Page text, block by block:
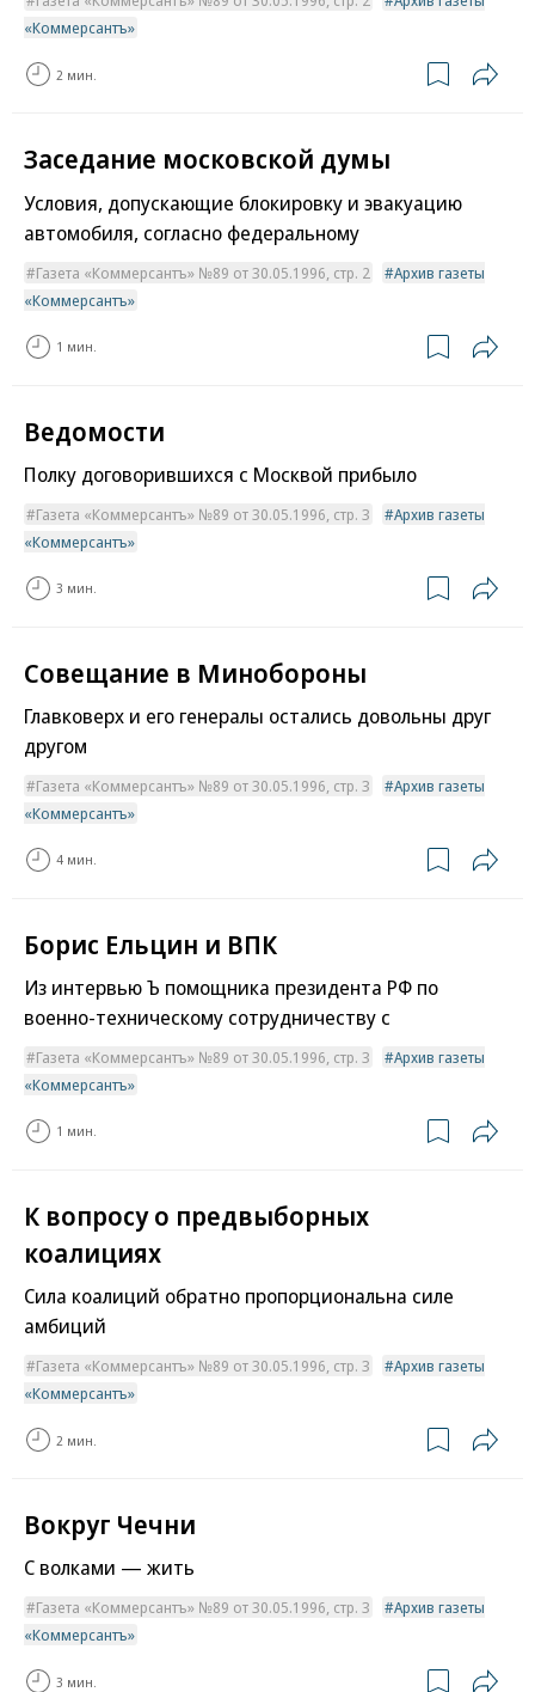
«Коммерсантъ»
2 мин.
Заседание московской думы
Условия, допускающие блокировку и эвакуацию
автомобиля, согласно федеральному
Газета «Коммерсантъ» №89 от 30.05.1996, стр. 2
Архив газеты
«Коммерсантъ»
1 мин.
Ведомости
Полку договорившихся с Москвой прибыло
Газета «Коммерсантъ» №89 от 30.05.1996, стр. 3
Архив газеты
«Коммерсантъ»
3 мин.
Совещание в Минобороны
Главковерх и его генералы остались довольны друг
другом
Газета «Коммерсантъ» №89 от 30.05.1996, стр. 3
Архив газеты
«Коммерсантъ»
4 мин.
Борис Ельцин и ВПК
Из интервью Ъ помощника президента РФ по
военно-техническому сотрудничеству с
Газета «Коммерсантъ» №89 от 30.05.1996, стр. 3
Архив газеты
«Коммерсантъ»
1 мин.
К вопросу о предвыборных
коалициях
Сила коалиций обратно пропорциональна силе
амбиций
Газета «Коммерсантъ» №89 от 30.05.1996, стр. 3
Архив газеты
«Коммерсантъ»
2 мин.
Вокруг Чечни
С волками — жить
Газета «Коммерсантъ» №89 от 30.05.1996, стр. 3
Архив газеты
«Коммерсантъ»
3 мин.